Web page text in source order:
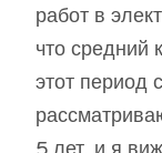
работ в
что
этот период